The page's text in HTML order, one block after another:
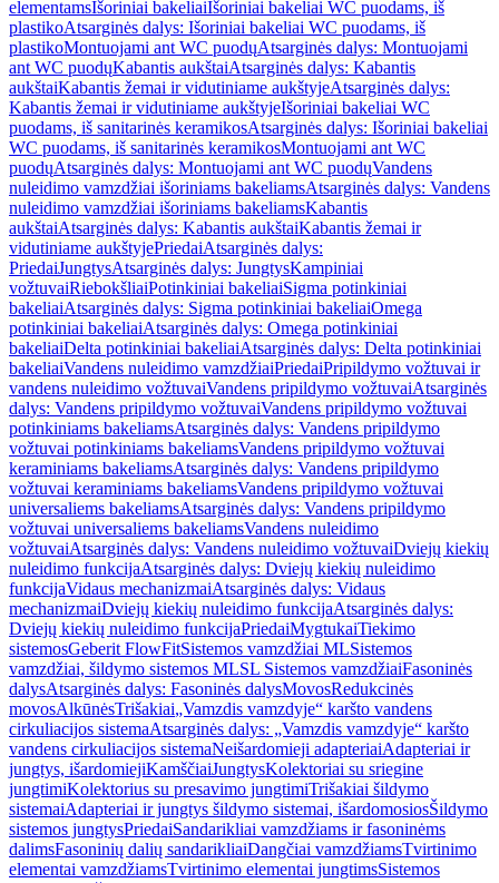
elementamsIšoriniai bakeliaiIšoriniai bakeliai WC puodams, iš
plastikoAtsarginės dalys: Išoriniai bakeliai WC puodams, iš
plastikoMontuojami ant WC puodųAtsarginės dalys: Montuojami
ant WC puodųKabantis aukštaiAtsarginės dalys: Kabantis
aukštaiKabantis žemai ir vidutiniame aukštyjeAtsarginės dalys:
Kabantis žemai ir vidutiniame aukštyjeIšoriniai bakeliai WC
puodams, iš sanitarinės keramikosAtsarginės dalys: Išoriniai bakeliai
WC puodams, iš sanitarinės keramikosMontuojami ant WC
puodųAtsarginės dalys: Montuojami ant WC puodųVandens
nuleidimo vamzdžiai išoriniams bakeliamsAtsarginės dalys: Vandens
nuleidimo vamzdžiai išoriniams bakeliamsKabantis
aukštaiAtsarginės dalys: Kabantis aukštaiKabantis žemai ir
vidutiniame aukštyjePriedaiAtsarginės dalys:
PriedaiJungtysAtsarginės dalys: JungtysKampiniai
vožtuvaiRiebokšliaiPotinkiniai bakeliaiSigma potinkiniai
bakeliaiAtsarginės dalys: Sigma potinkiniai bakeliaiOmega
potinkiniai bakeliaiAtsarginės dalys: Omega potinkiniai
bakeliaiDelta potinkiniai bakeliaiAtsarginės dalys: Delta potinkiniai
bakeliaiVandens nuleidimo vamzdžiaiPriedaiPripildymo vožtuvai ir
vandens nuleidimo vožtuvaiVandens pripildymo vožtuvaiAtsarginės
dalys: Vandens pripildymo vožtuvaiVandens pripildymo vožtuvai
potinkiniams bakeliamsAtsarginės dalys: Vandens pripildymo
vožtuvai potinkiniams bakeliamsVandens pripildymo vožtuvai
keraminiams bakeliamsAtsarginės dalys: Vandens pripildymo
vožtuvai keraminiams bakeliamsVandens pripildymo vožtuvai
universaliems bakeliamsAtsarginės dalys: Vandens pripildymo
vožtuvai universaliems bakeliamsVandens nuleidimo
vožtuvaiAtsarginės dalys: Vandens nuleidimo vožtuvaiDviejų kiekių
nuleidimo funkcijaAtsarginės dalys: Dviejų kiekių nuleidimo
funkcijaVidaus mechanizmaiAtsarginės dalys: Vidaus
mechanizmaiDviejų kiekių nuleidimo funkcijaAtsarginės dalys:
Dviejų kiekių nuleidimo funkcijaPriedaiMygtukaiTiekimo
sistemosGeberit FlowFitSistemos vamzdžiai MLSistemos
vamzdžiai, šildymo sistemos MLSL Sistemos vamzdžiaiFasoninės
dalysAtsarginės dalys: Fasoninės dalysMovosRedukcinės
movosAlkūnėsTrišakiai„Vamzdis vamzdyje“ karšto vandens
cirkuliacijos sistemaAtsarginės dalys: „Vamzdis vamzdyje“ karšto
vandens cirkuliacijos sistemaNeišardomieji adapteriaiAdapteriai ir
jungtys, išardomiejiKamščiaiJungtysKolektoriai su sriegine
jungtimiKolektorius su presavimo jungtimiTrišakiai šildymo
sistemaiAdapteriai ir jungtys šildymo sistemai, išardomosiosŠildymo
sistemos jungtysPriedaiSandarikliai vamzdžiams ir fasoninėms
dalimsFasoninių dalių sandarikliaiDangčiai vamzdžiamsTvirtinimo
elementai vamzdžiamsTvirtinimo elementai jungtimsSistemos